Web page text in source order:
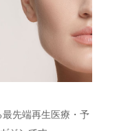
先端再生医療・予